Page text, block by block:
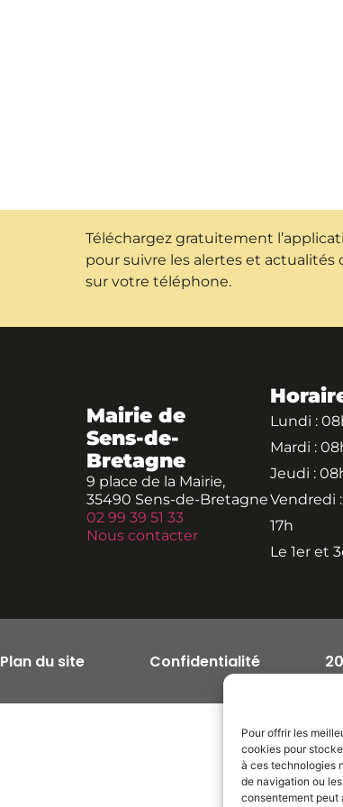
Pour offrir les
cookies pour
à ces technologies
de navigation ou
consentement peut
Téléchargez gratuitement
pour suivre les alertes et actualités
sur votre téléphone.
Mairie de
Sens-de-
Bretagne
9 place de la Mairie,
35490 Sens-de-Bretagne
02 99 39 51 33
Nous contacter
Lundi :
Mardi :
Jeudi :
Vendredi
17h
Le 1er et
Plan du site Confidentialité